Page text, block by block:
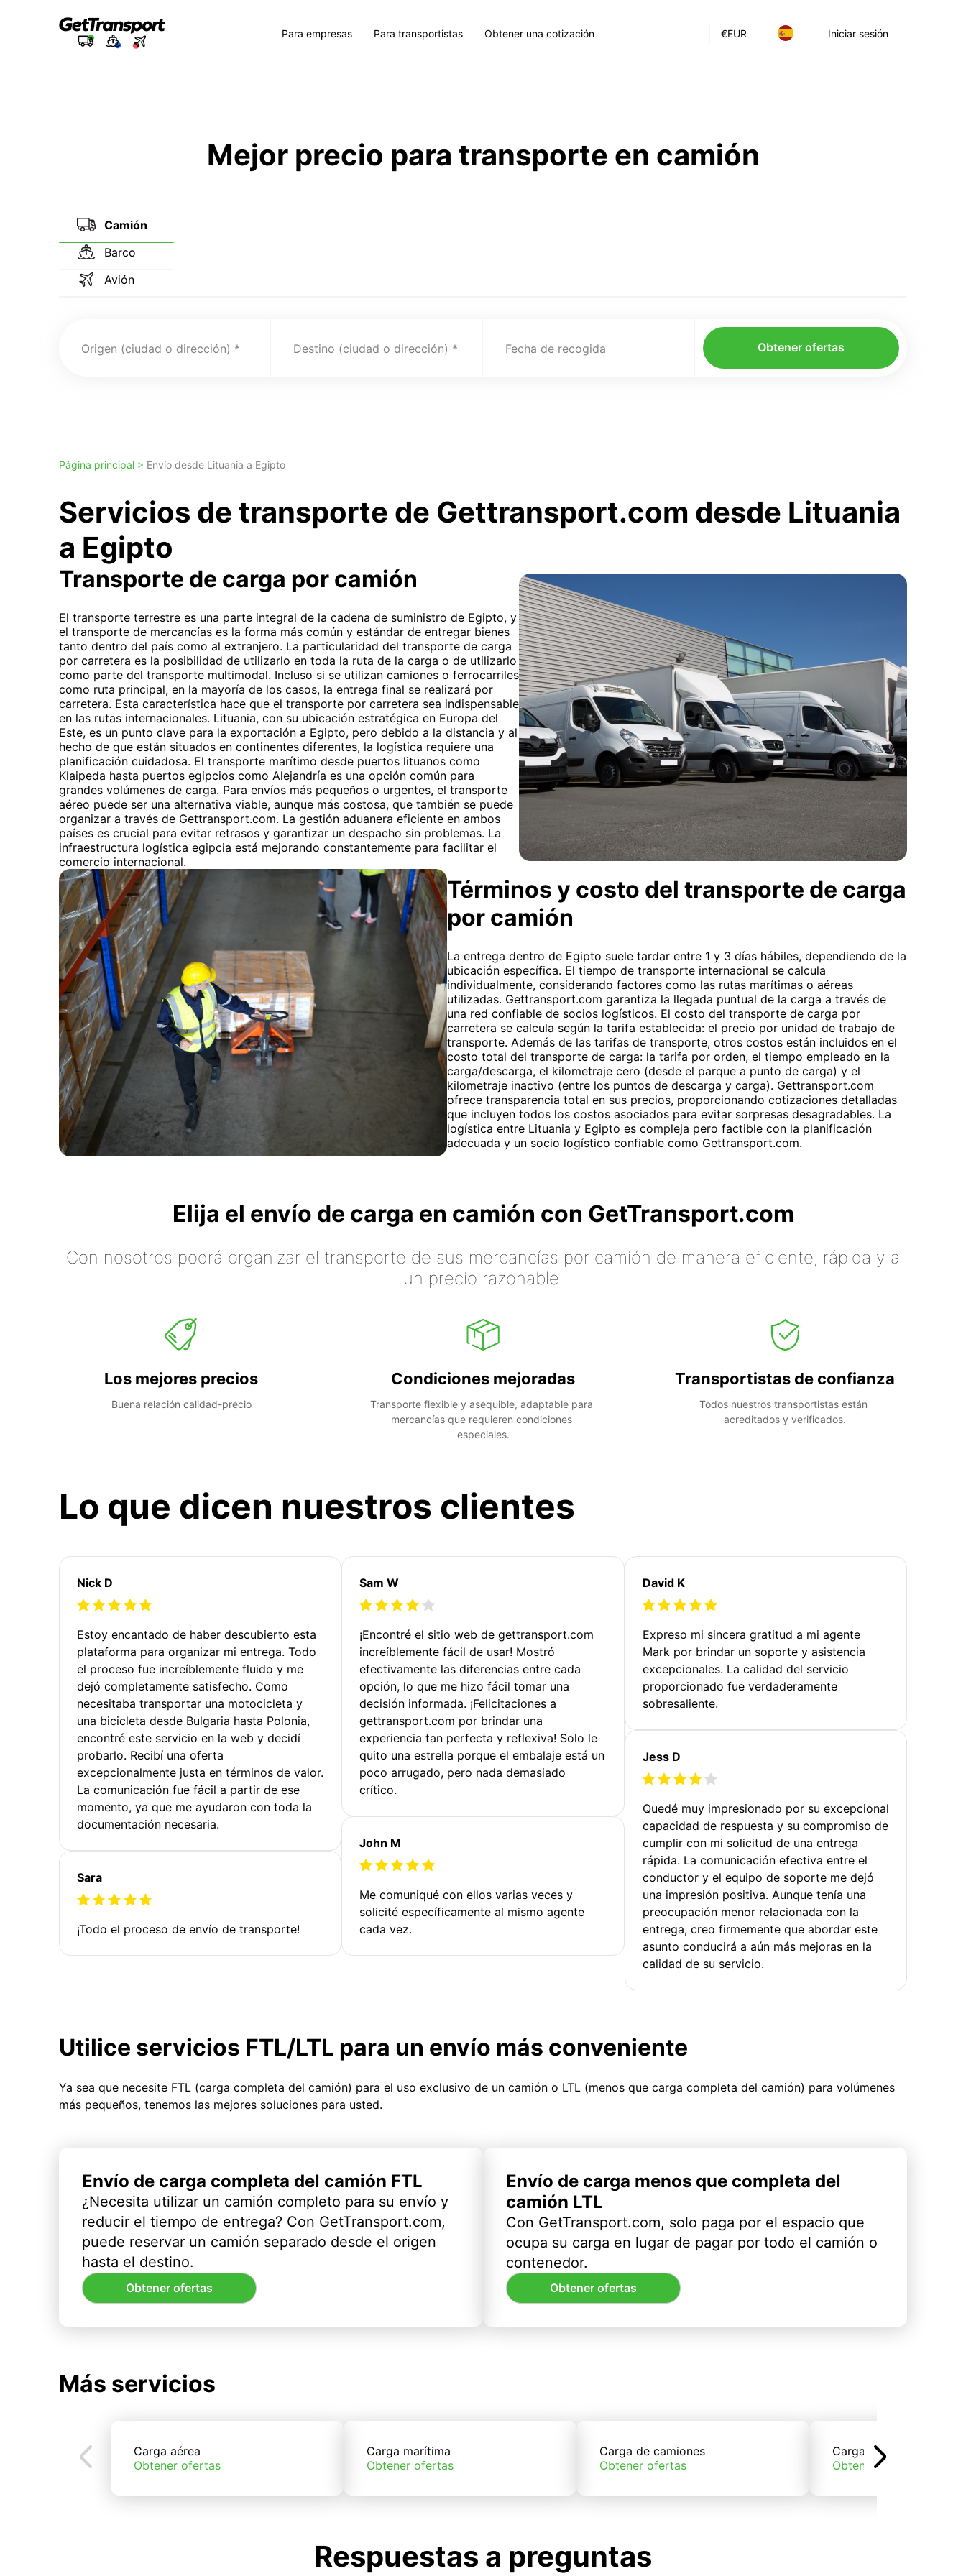
€EUR Iniciar sesión
Para empresas Para transportistas Obtener una cotización
Mejor precio para transporte en camión
Camión
Barco
Avión
Origen (ciudad o dirección) Destino (ciudad o dirección) Fecha de recogida Obtener ofertas
Página principal > Envío desde Lituania a Egipto
Servicios de transporte de Gettransport.com desde Lituania
a Egipto
Transporte de carga por camión
El transporte terrestre es una parte integral de la cadena de suministro de Egipto, y
el transporte de mercancías es la forma más común y estándar de entregar bienes
tanto dentro del país como al extranjero. La particularidad del transporte de carga
por carretera es la posibilidad de utilizarlo en toda la ruta de la carga o de utilizarlo
como parte del transporte multimodal. Incluso si se utilizan camiones o ferrocarriles
como ruta principal, en la mayoría de los casos, la entrega final se realizará por
carretera. Esta característica hace que el transporte por carretera sea indispensable
en las rutas internacionales. Lituania, con su ubicación estratégica en Europa del
Este, es un punto clave para la exportación a Egipto, pero debido a la distancia y al
hecho de que están situados en continentes diferentes, la logística requiere una
planificación cuidadosa. El transporte marítimo desde puertos lituanos como
Klaipeda hasta puertos egipcios como Alejandría es una opción común para
grandes volúmenes de carga. Para envíos más pequeños o urgentes, el transporte
aéreo puede ser una alternativa viable, aunque más costosa, que también se puede
organizar a través de Gettransport.com. La gestión aduanera eficiente en ambos
países es crucial para evitar retrasos y garantizar un despacho sin problemas. La
infraestructura logística egipcia está mejorando constantemente para facilitar el
comercio internacional.
Términos y costo del transporte de carga
por camión
La entrega dentro de Egipto suele tardar entre 1 y 3 días hábiles, dependiendo de la
ubicación específica. El tiempo de transporte internacional se calcula
individualmente, considerando factores como las rutas marítimas o aéreas
utilizadas. Gettransport.com garantiza la llegada puntual de la carga a través de
una red confiable de socios logísticos. El costo del transporte de carga por
carretera se calcula según la tarifa establecida: el precio por unidad de trabajo de
transporte. Además de las tarifas de transporte, otros costos están incluidos en el
costo total del transporte de carga: la tarifa por orden, el tiempo empleado en la
carga/descarga, el kilometraje cero (desde el parque a punto de carga) y el
kilometraje inactivo (entre los puntos de descarga y carga). Gettransport.com
ofrece transparencia total en sus precios, proporcionando cotizaciones detalladas
que incluyen todos los costos asociados para evitar sorpresas desagradables. La
logística entre Lituania y Egipto es compleja pero factible con la planificación
adecuada y un socio logístico confiable como Gettransport.com.
Elija el envío de carga en camión con GetTransport.com
Con nosotros podrá organizar el transporte de sus mercancías por camión de manera eficiente, rápida y a
un precio razonable.
Los mejores precios
Buena relación calidad-precio
Condiciones mejoradas
Transporte flexible y asequible, adaptable para
mercancías que requieren condiciones
especiales.
Transportistas de confianza
Todos nuestros transportistas están
acreditados y verificados.
Lo que dicen nuestros clientes
Nick D
Estoy encantado de haber descubierto esta
plataforma para organizar mi entrega. Todo
el proceso fue increíblemente fluido y me
dejó completamente satisfecho. Como
necesitaba transportar una motocicleta y
una bicicleta desde Bulgaria hasta Polonia,
encontré este servicio en la web y decidí
probarlo. Recibí una oferta
excepcionalmente justa en términos de valor.
La comunicación fue fácil a partir de ese
momento, ya que me ayudaron con toda la
documentación necesaria.
Sara
¡Todo el proceso de envío de transporte!
Sam W
¡Encontré el sitio web de gettransport.com
increíblemente fácil de usar! Mostró
efectivamente las diferencias entre cada
opción, lo que me hizo fácil tomar una
decisión informada. ¡Felicitaciones a
gettransport.com por brindar una
experiencia tan perfecta y reflexiva! Solo le
quito una estrella porque el embalaje está un
poco arrugado, pero nada demasiado
crítico.
John M
Me comuniqué con ellos varias veces y
solicité específicamente al mismo agente
cada vez.
David K
Expreso mi sincera gratitud a mi agente
Mark por brindar un soporte y asistencia
excepcionales. La calidad del servicio
proporcionado fue verdaderamente
sobresaliente.
Jess D
Quedé muy impresionado por su excepcional
capacidad de respuesta y su compromiso de
cumplir con mi solicitud de una entrega
rápida. La comunicación efectiva entre el
conductor y el equipo de soporte me dejó
una impresión positiva. Aunque tenía una
preocupación menor relacionada con la
entrega, creo firmemente que abordar este
asunto conducirá a aún más mejoras en la
calidad de su servicio.
Utilice servicios FTL/LTL para un envío más conveniente
Ya sea que necesite FTL (carga completa del camión) para el uso exclusivo de un camión o LTL (menos que carga completa del camión) para volúmenes
más pequeños, tenemos las mejores soluciones para usted.
Envío de carga completa del camión FTL
¿Necesita utilizar un camión completo para su envío y
reducir el tiempo de entrega? Con GetTransport.com,
puede reservar un camión separado desde el origen
hasta el destino.
Obtener ofertas
Envío de carga menos que completa del
camión LTL
Con GetTransport.com, solo paga por el espacio que
ocupa su carga en lugar de pagar por todo el camión o
contenedor.
Obtener ofertas
Más servicios
Carga aérea
Obtener ofertas
Carga marítima
Obtener ofertas
Carga de camiones
Obtener ofertas
Carga de trenes
Obtener ofertas
Respuestas a preguntas